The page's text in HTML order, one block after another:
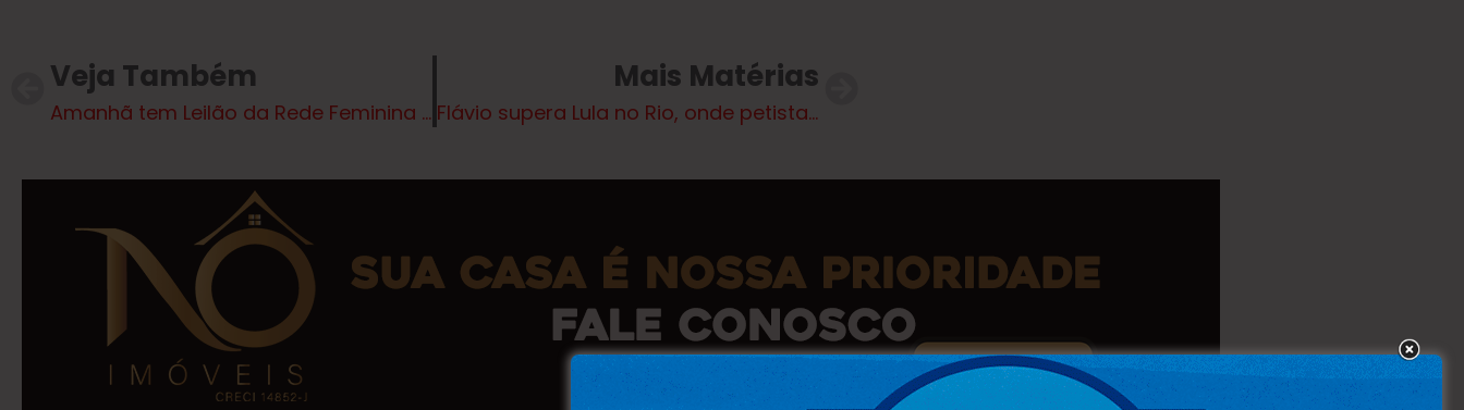
Veja Também
Amanhã tem Leilão da Rede Feminina de Combate ao Câncer em Três Lagoas
Mais Matérias
Flávio supera Lula no Rio, onde petista tem reprovação de 55%